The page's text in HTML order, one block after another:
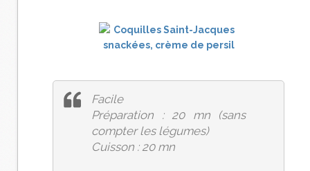
Facile
Préparation : 20 mn (sans
compter les légumes)
Cuisson : 20 mn